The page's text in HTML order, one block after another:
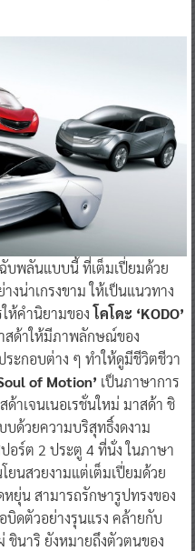
บพลันแบบนี้ ที่เต็มเปี่ยมด้วย
งน่าเกรงขาม ให้เป็นแนวทาง
ห้คำนิยามของ โคโดะ ‘KODO’
สด้าให้มีภาพลักษณ์ของ
ระกอบต่าง ๆ ทำให้ดูมีชีวิตชีวา
of Motion’ เป็นภาษาการ
าเจนเนอเรชั่นใหม่ มาสด้า ชิ
ด้วยความบริสุทธิ์งดงาม
อร์ต 2 ประตู 4 ที่นั่ง ในภาษา
นสวยงามแต่เต็มเปี่ยมด้วย
น สามารถรักษารูปทรงของ
บิดตัวอย่างรุนแรง คล้ายกับ
ชินาริ ยังหมายถึงตัวตนของ